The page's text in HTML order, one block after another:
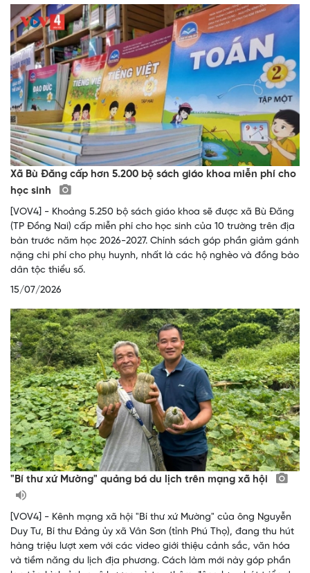
Xã Bù Đăng cấp hơn 5.200 bộ sách giáo khoa miễn phí cho
học sinh
[VOV4] - Khoảng 5.250 bộ sách giáo khoa sẽ được xã Bù Đăng
(TP Đồng Nai) cấp miễn phí cho học sinh của 10 trường trên địa
bàn trước năm học 2026-2027. Chính sách góp phần giảm gánh
nặng chi phí cho phụ huynh, nhất là các hộ nghèo và đồng bào
dân tộc thiểu số.
15/07/2026
"Bí thư xứ Mường" quảng bá du lịch trên mạng xã hội
[VOV4] - Kênh mạng xã hội "Bí thư xứ Mường" của ông Nguyễn
Duy Tư, Bí thư Đảng ủy xã Vân Sơn (tỉnh Phú Thọ), đang thu hút
hàng triệu lượt xem với các video giới thiệu cảnh sắc, văn hóa
và tiềm năng du lịch địa phương. Cách làm mới này góp phần